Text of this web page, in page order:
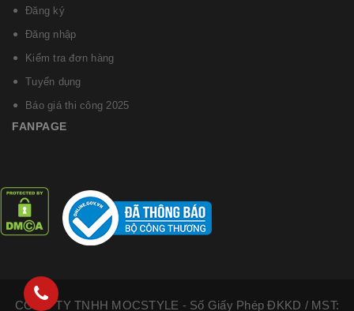
Đăng ký
Đăng nhập
Kiểm tra đơn hàng
Tuyển dụng
Báo giá thi công 2025
FANPAGE
CÔNG TY TNHH MOCSTYLE - Số Giấy Phép ĐKKD / MST: